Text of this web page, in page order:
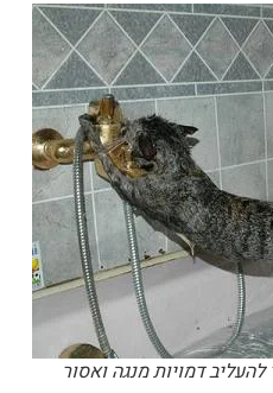
דמויות מנגה ואסור